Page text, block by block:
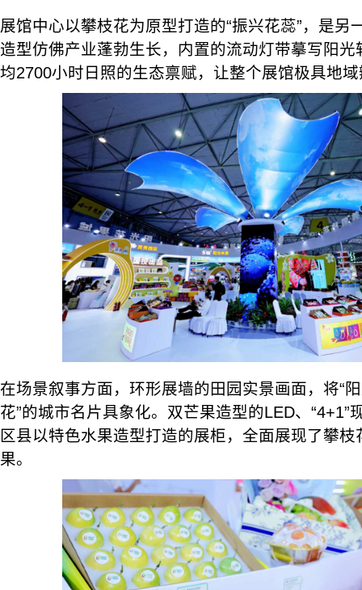
展馆中心以攀枝花为原型打造的“振兴花蕊”，是另
造型仿佛产业蓬勃生长，内置的流动灯带摹写阳
均2700小时日照的生态禀赋，让整个展馆极具地
在场景叙事方面，环形展墙的田园实景画面，将“
花”的城市名片具象化。双芒果造型的LED、“4+1”
区县以特色水果造型打造的展柜，全面展现了攀
果。